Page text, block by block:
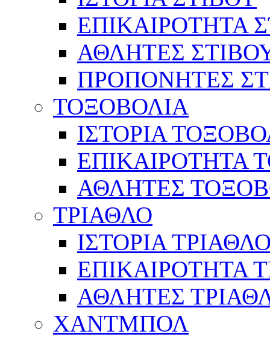
ΕΠΙΚΑΙΡΟΤΗΤΑ
ΑΘΛΗΤΕΣ
ΠΡΟΠΟΝΗΤΕΣ
ΤΟΞΟΒΟΛΙΑ
ΙΣΤΟΡΙΑ
ΕΠΙΚΑΙΡΟΤΗΤΑ
ΑΘΛΗΤΕΣ
ΤΡΙΑΘΛΟ
ΙΣΤΟΡΙΑ
ΕΠΙΚΑΙΡΟΤΗΤΑ
ΑΘΛΗΤΕΣ
ΧΑΝΤΜΠΟΛ